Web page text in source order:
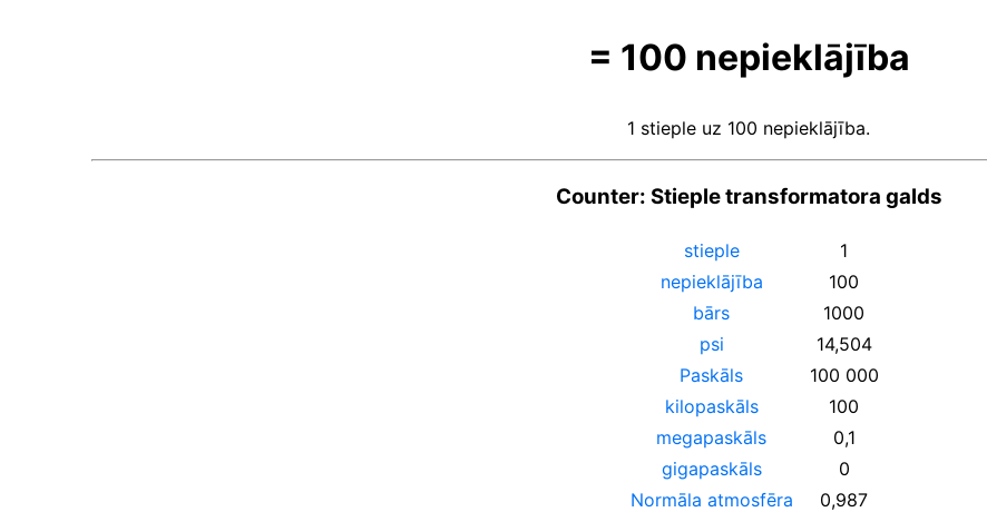
= 100 nepieklājība
1 stieple uz 100 nepieklājība.
Counter: Stieple transformatora galds
stieple
1
nepieklājība
100
bārs
1000
psi
14,504
Paskāls
100 000
kilopaskāls
100
megapaskāls
0,1
gigapaskāls
0
Normāla atmosfēra
0,987